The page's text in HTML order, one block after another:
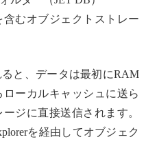
含むオブジェクトストレー
と、データは最初にRAM
ーカルキャッシュに送ら
ジに直接送信されます。
を経由してオブジェク